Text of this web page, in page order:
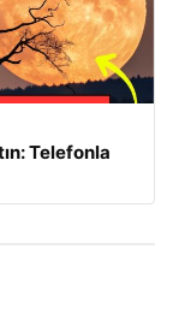
Telefonla